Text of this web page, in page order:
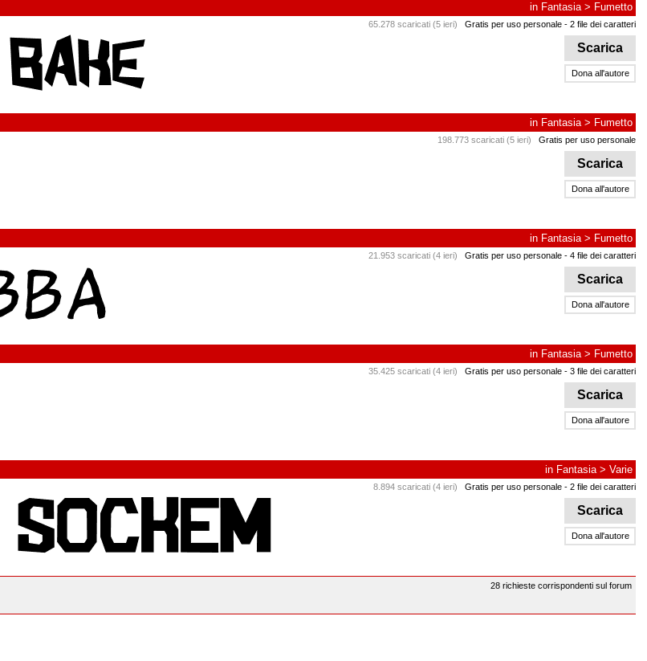
in Fantasia> Fumetto
65.278 scaricati (5 ieri) Gratis per uso personale - 2 file dei caratteri
Scarica
Dona all'autore
in Fantasia> Fumetto
198.773 scaricati (5 ieri) Gratis per uso personale
Scarica
Dona all'autore
in Fantasia> Fumetto
21.953 scaricati (4 ieri) Gratis per uso personale - 4 file dei caratteri
Scarica
Dona all'autore
in Fantasia> Fumetto
35.425 scaricati (4 ieri) Gratis per uso personale - 3 file dei caratteri
Scarica
Dona all'autore
in Fantasia> Varie
8.894 scaricati (4 ieri) Gratis per uso personale - 2 file dei caratteri
Scarica
Dona all'autore
28 richieste corrispondenti sul forum